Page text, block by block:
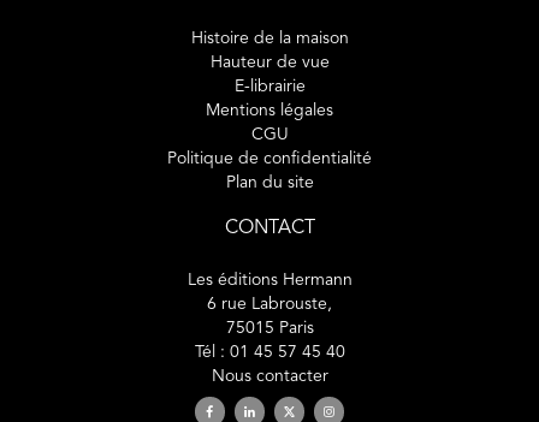
Histoire de la maison
Hauteur de vue
E-librairie
Mentions légales
CGU
Politique de confidentialité
Plan du site
CONTACT
Les éditions Hermann
6 rue Labrouste,
75015 Paris
Tél : 01 45 57 45 40
Nous contacter